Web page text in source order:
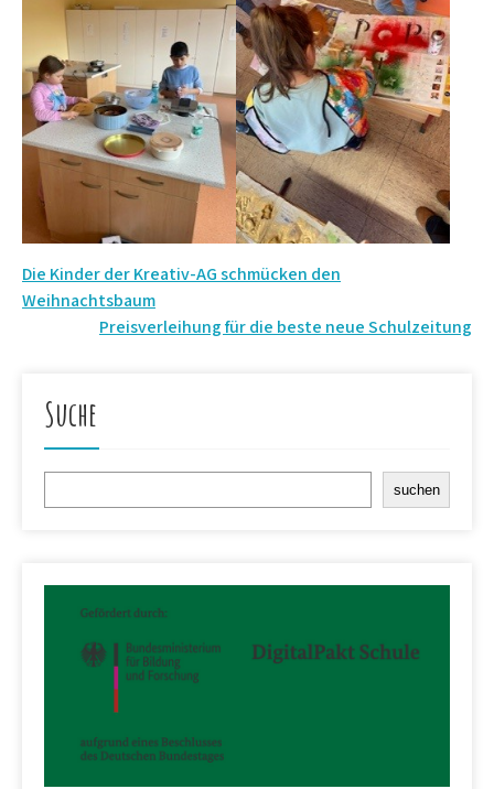
Beitrags-
Navigation
Die Kinder der Kreativ-AG schmücken den
Weihnachtsbaum
Preisverleihung für die beste neue Schulzeitung
Suche
suchen